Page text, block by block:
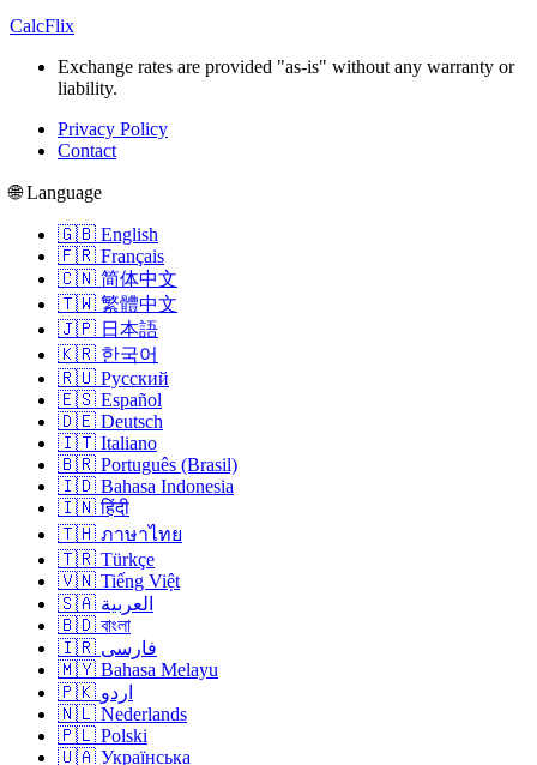
CalcFlix
Exchange rates are provided "as-is" without any warranty or
liability.
Privacy Policy
Contact
🌐 Language
🇬🇧 English
🇫🇷 Français
🇨🇳 简体中文
🇹🇼 繁體中文
🇯🇵 日本語
🇰🇷 한국어
🇷🇺 Русский
🇪🇸 Español
🇩🇪 Deutsch
🇮🇹 Italiano
🇧🇷 Português (Brasil)
🇮🇩 Bahasa Indonesia
🇮🇳 हिंदी
🇹🇭 ภาษาไทย
🇹🇷 Türkçe
🇻🇳 Tiếng Việt
🇸🇦 العربية
🇧🇩 বাংলা
🇮🇷 فارسی
🇲🇾 Bahasa Melayu
🇵🇰 اردو
🇳🇱 Nederlands
🇵🇱 Polski
🇺🇦 Українська